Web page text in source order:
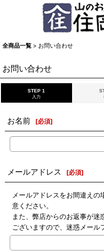
全商品一覧 > お問い合わせ
お問い合わせ
STEP 1
入力
お名前 [必須]
メールアドレス [必須]
メールアドレスをお間違え
意ください。
また、弊店からのお返事が
ございますので、迷惑メール